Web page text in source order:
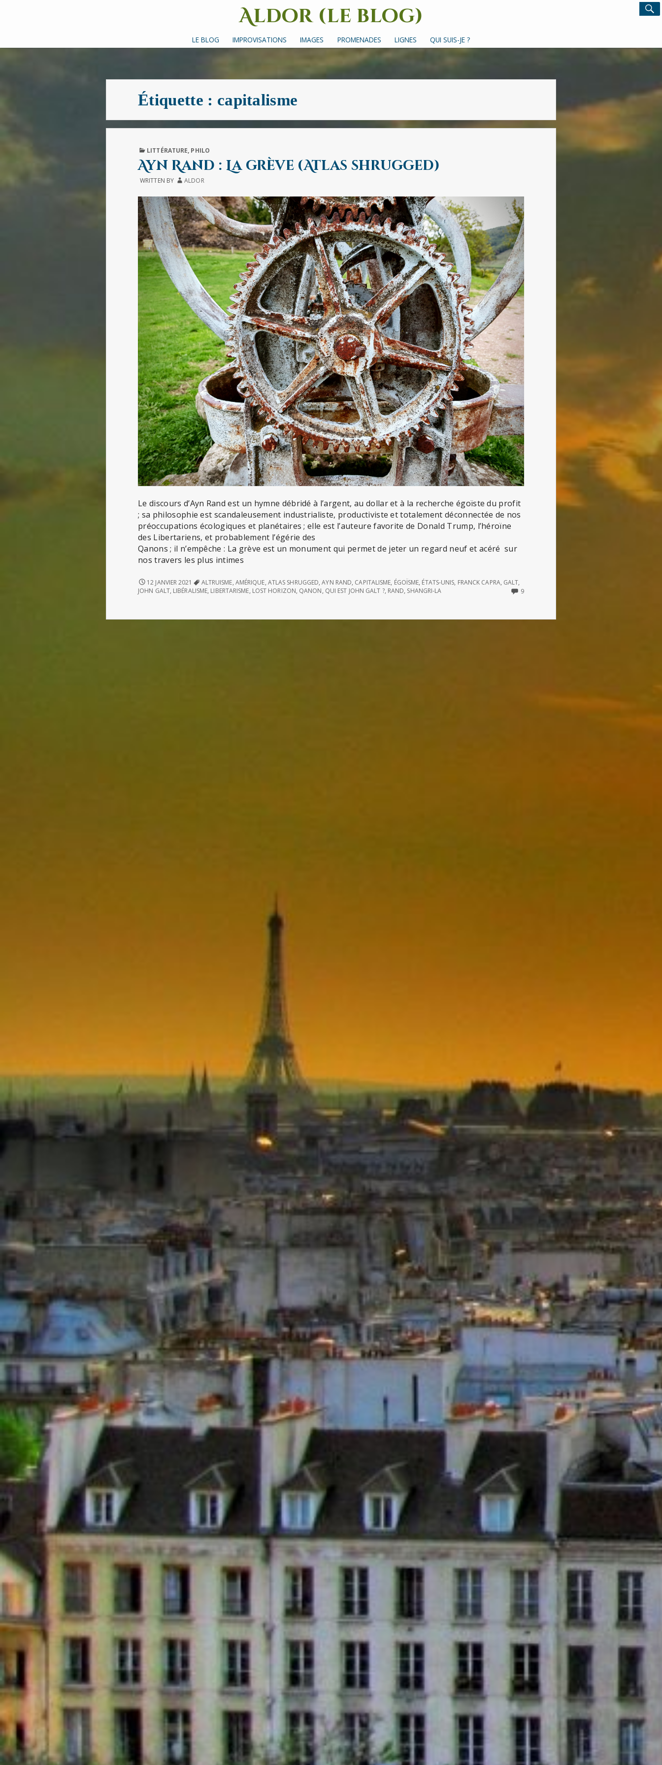
Aldor (le blog)
Un site avec des mots, des images et des sons
LE BLOG IMPROVISATIONS IMAGES PROMENADES LIGNES QUI SUIS-JE ?
Search
for:
Étiquette : capitalisme
PUBLISHED
LITTÉRATURE, PHILO
Ayn Rand : La grève (Atlas shrugged)
WRITTEN BY ALDOR
Le discours d’Ayn Rand est un hymne débridé à l’argent, au dollar et à la recherche égoïste du profit
; sa philosophie est scandaleusement industrialiste, productiviste et totalement déconnectée de nos
préoccupations écologiques et planétaires ; elle est l’auteure favorite de Donald Trump, l’héroïne
des Libertariens, et probablement l’égérie des
Qanons ; il n’empêche : La grève est un monument qui permet de jeter un regard neuf et acéré sur
nos travers les plus intimes
AYN
RAND
12 JANVIER 2021 ALTRUISME, AMÉRIQUE, ATLAS SHRUGGED,AYN RAND, CAPITALISME, ÉGOÏSME, ÉTATS-UNIS, FRANCK CAPRA, GALT,
JOHN GALT, LIBÉRALISME, LIBERTARISME, LOST HORIZON, QANON, QUI EST JOHN GALT ?, RAND, SHANGRI-LA 99